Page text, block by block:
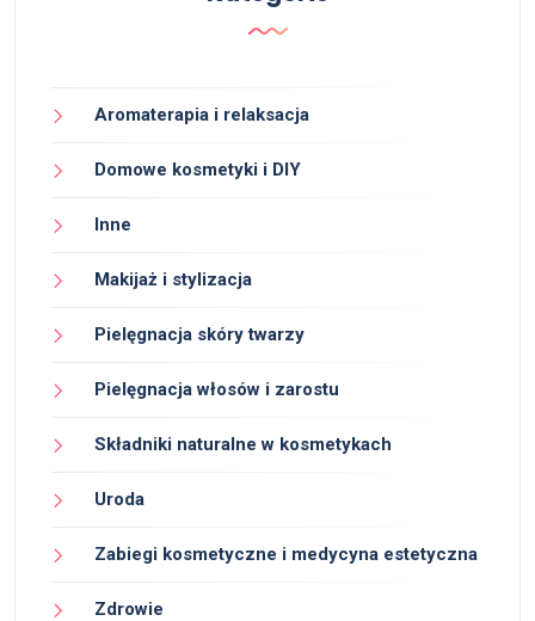
Aromaterapia i relaksacja
Domowe kosmetyki i DIY
Inne
Makijaż i stylizacja
Pielęgnacja skóry twarzy
Pielęgnacja włosów i zarostu
Składniki naturalne w kosmetykach
Uroda
Zabiegi kosmetyczne i medycyna estetyczna
Zdrowie